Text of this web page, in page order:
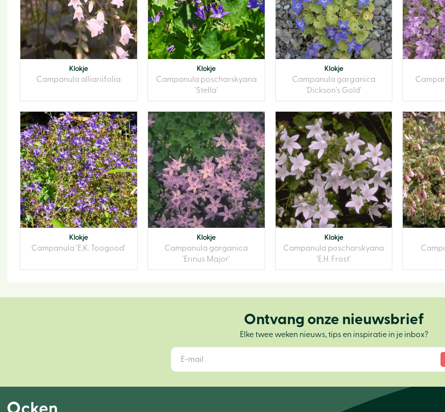
Klokje
Campanula alliariifolia
Klokje
Campanula poscharskyana
'Stella'
Klokje
Campanula garganica
'Dickson's Gold'
Klokje
Campanula 'E.K. Toogood'
Klokje
Campanula garganica
'Erinus Major'
Klokje
Campanula poscharskyana
'E.H. Frost'
Ontvang onze nieuwsbrief
Elke twee weken nieuws, tips en inspiratie in je inbox?